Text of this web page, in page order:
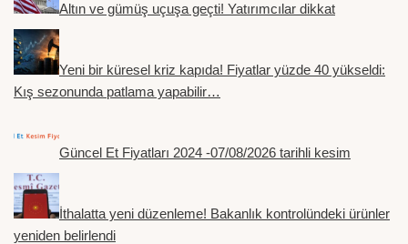
Altın ve gümüş uçuşa geçti! Yatırımcılar dikkat
Yeni bir küresel kriz kapıda! Fiyatlar yüzde 40 yükseldi:
Kış sezonunda patlama yapabilir…
Güncel Et Fiyatları 2024 -07/08/2026 tarihli kesim
İthalatta yeni düzenleme! Bakanlık kontrolündeki ürünler
yeniden belirlendi